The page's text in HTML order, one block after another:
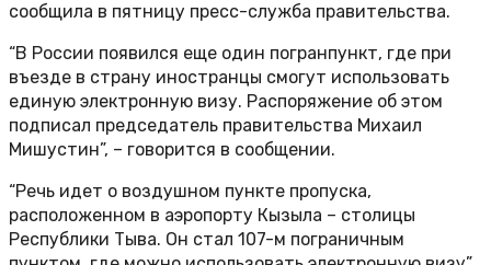
сообщила в пятницу пресс-служба правительства.
“В России появился еще один погранпункт, где при
въезде в страну иностранцы смогут использовать
единую электронную визу. Распоряжение об этом
подписал председатель правительства Михаил
Мишустин”, – говорится в сообщении.
“Речь идет о воздушном пункте пропуска,
расположенном в аэропорту Кызыла – столицы
Республики Тыва. Он стал 107-м пограничным